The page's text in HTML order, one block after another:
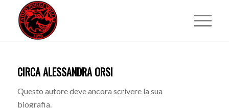
CIRCAALESSANDRA ORSI
Questo autore deve ancora scrivere la sua
biografia.